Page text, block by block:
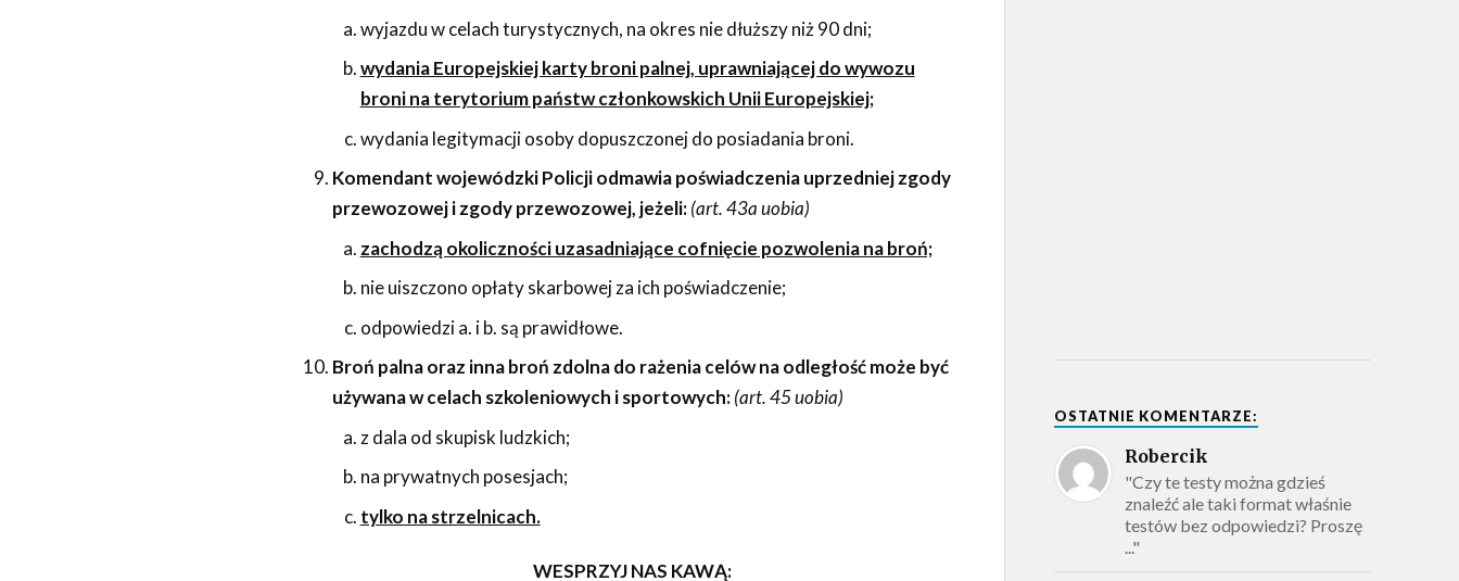
wyjazdu w celach turystycznych, na okres nie dłuższy niż 90 dni;
wydania Europejskiej karty broni palnej, uprawniającej do wywozu
broni na terytorium państw członkowskich Unii Europejskiej;
wydania legitymacji osoby dopuszczonej do posiadania broni.
Komendant wojewódzki Policji odmawia poświadczenia uprzedniej zgody
przewozowej i zgody przewozowej, jeżeli:(art. 43a uobia)
zachodzą okoliczności uzasadniające cofnięcie pozwolenia na broń;
nie uiszczono opłaty skarbowej za ich poświadczenie;
odpowiedzi a. i b. są prawidłowe.
Broń palna oraz inna broń zdolna do rażenia celów na odległość może być
używana w celach szkoleniowych i sportowych:(art. 45 uobia)
z dala od skupisk ludzkich;
na prywatnych posesjach;
tylko na strzelnicach.
WESPRZYJ NAS KAWĄ:
OSTATNIE KOMENTARZE:
Robercik
"Czy te testy można gdzieś
znaleźć ale taki format właśnie
testów bez odpowiedzi? Proszę
..."